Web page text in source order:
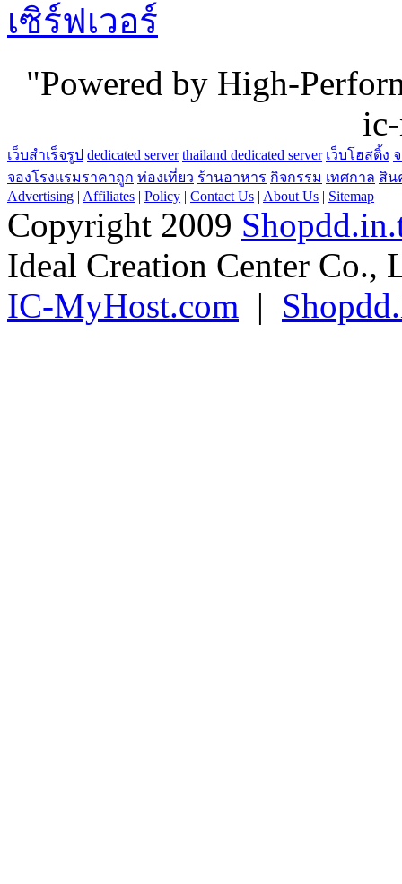
เซิร์ฟเวอร์
"Powered by High-
เว็บสำเร็จรูป dedicated server thailand dedicated server เว็บโฮสติ้ง
จองโรงแรมราคาถูก ท่องเที่ยว ร้านอาหาร กิจกรรม เทศกาล สิน
Advertising | Affiliates | Policy | Contact Us | About Us | Sitemap
Copyright 2009
Ideal Creation Center Co.,
IC-MyHost.com |